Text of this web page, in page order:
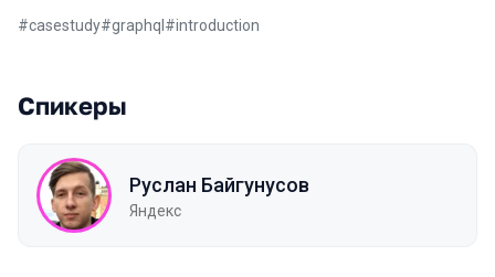
#casestudy#graphql #introduction
Спикеры
Руслан Байгунусов
Яндекс